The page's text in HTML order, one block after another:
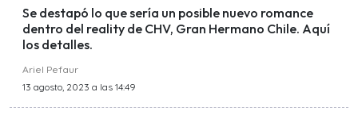
Se destapó lo que sería un posible nuevo romance
dentro del reality de CHV, Gran Hermano Chile. Aquí
los detalles.
Ariel Pefaur
13 agosto, 2023 a las 14:49